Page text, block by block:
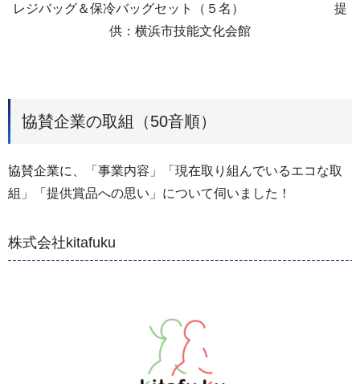
レジバッグ＆保冷バッグセット（５名） 提
供：横浜市技能文化会館
協賛企業の取組（50音順）
協賛企業に、「事業内容」「現在取り組んでいるエコな取
組」「提供賞品への思い」について伺いました！
株式会社kitafuku